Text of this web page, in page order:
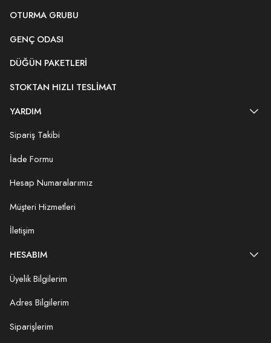
OTURMA GRUBU
GENÇ ODASI
DÜĞÜN PAKETLERI
STOKTAN HIZLI TESLIMAT
YARDIM
Sipariş Takibi
İade Formu
Hesap Numaralarımız
Müşteri Hizmetleri
İletişim
HESABIM
Üyelik Bilgilerim
Adres Bilgilerim
Siparişlerim